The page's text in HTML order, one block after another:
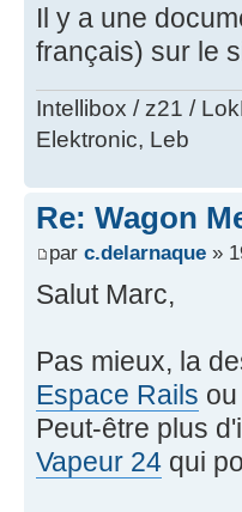
Il y a une
français) sur le
Intellibox / z21 /
Elektronic, Leb
Re: Wagon
par c.delarnaque »
Salut Marc,
Pas mieux, la
Espace Rails
Peut-être plus
Vapeur 24 qui